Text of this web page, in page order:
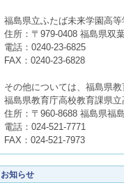
福島県立ふたば未来学園高等
住所：〒979-0408 福島県双
電話：0240-23-6825
FAX：0240-23-6828
その他については、福島県
福島県教育庁高校教育課県立
住所：〒960-8688 福島県福
電話：024-521-7771
FAX：024-521-7973
お知らせ